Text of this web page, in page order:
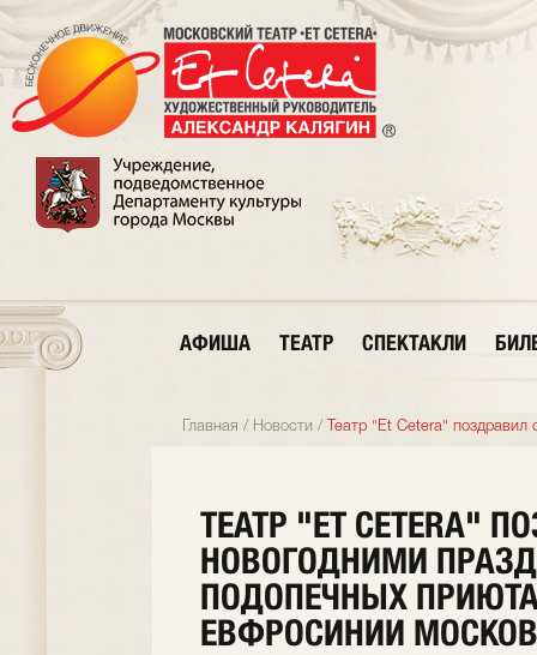
АФИША ТЕАТР СПЕКТАКЛИ
Главная / Новости / Театр "Et Cetera"
ТЕАТР "ET CETERA"
НОВОГОДНИМИ
ПОДОПЕЧНЫХ
ЕВФРОСИНИИ